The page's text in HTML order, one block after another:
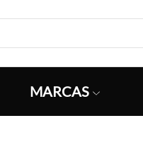
MARCAS